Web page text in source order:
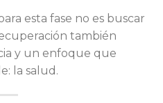
esta fase no es buscar
también
y un enfoque que
la salud.